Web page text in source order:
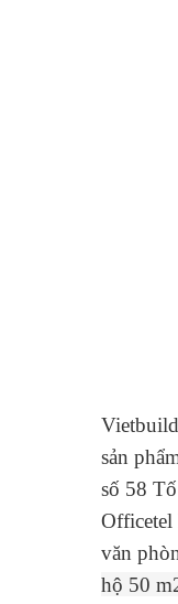
sản
số 58
Officetel
văn
hộ 50